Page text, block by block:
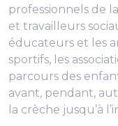
professionnels de
et travailleurs
éducateurs et les
sportifs, les
parcours des
avant, pendant,
la crèche jusqu’à